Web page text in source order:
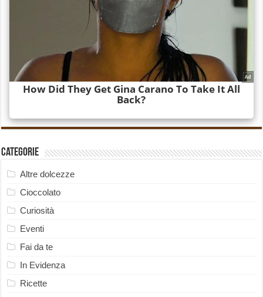
Categorie
Altre dolcezze
Cioccolato
Curiosità
Eventi
Fai da te
In Evidenza
Ricette